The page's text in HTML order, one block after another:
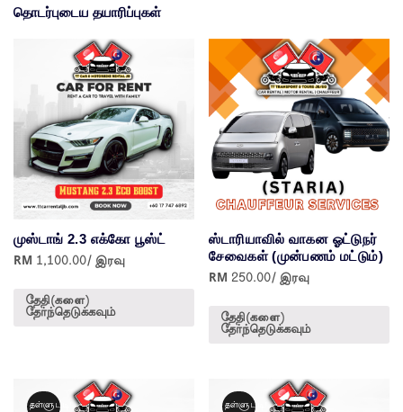
தொடர்புடைய தயாரிப்புகள்
முஸ்டாங் 2.3 எக்கோ பூஸ்ட்
RM 1,100.00/ இரவு
தேதி(களை)
தேர்ந்தெடுக்கவும்
ஸ்டாரியாவில் வாகன ஓட்டுநர்
சேவைகள் (முன்பணம் மட்டும்)
RM 250.00/ இரவு
தேதி(களை)
தேர்ந்தெடுக்கவும்
தள்ளுபடி! தள்ளுபடி!